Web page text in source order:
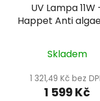
UV Lampa 11W
Happet Anti
Skladem
1 321,49 Kč bez
1 599 Kč